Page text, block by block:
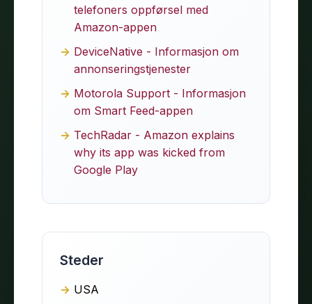
telefoners oppførsel med
Amazon-appen
DeviceNative - Informasjon om
annonseringstjenester
Motorola Support - Informasjon
om Smart Feed-appen
TechRadar - Amazon explains
why its app was kicked from
Google Play
Steder
USA